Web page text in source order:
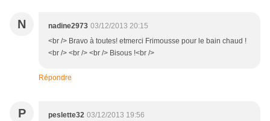
N nadine2973 03/12/2013 20:15
<br /> Bravo à toutes! etmerci Frimousse pour le bain chaud !
<br /> <br /> <br /> Bisous !<br />
Répondre
P peslette32 03/12/2013 19:56